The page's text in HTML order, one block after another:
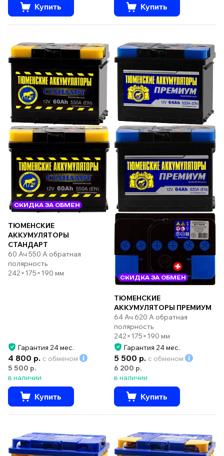
Купить Купить
СКИДКА ЗА ОБМЕН
ТЮМЕНСКИЕ
АККУМУЛЯТОРЫ
СТАНДАРТ
60 Ач 550 А обратная
полярность
242×175×190 мм
Гарантия 24 мес.
4 800 р. с обменом
5 500 р.
в наличии
Купить
СКИДКА ЗА ОБМЕН
ТЮМЕНСКИЕ
АККУМУЛЯТОРЫ ПРЕМИУМ
64 Ач 620 А обратная
полярность
242×175×190 мм
Гарантия 24 мес.
5 500 р. с обменом
6 200 р.
в наличии
Купить